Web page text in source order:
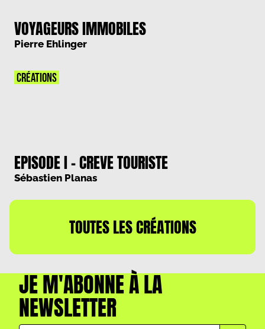
VOYAGEURS IMMOBILES
Pierre Ehlinger
EPISODE I – CREVE TOURISTE
Sébastien Planas
CRÉATIONS
TOUTES LES CRÉATIONS
JE M'ABONNE À LA
NEWSLETTER